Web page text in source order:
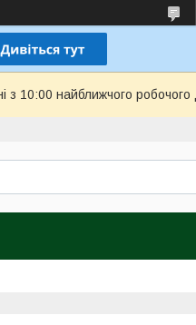
з 10:00 найближчого